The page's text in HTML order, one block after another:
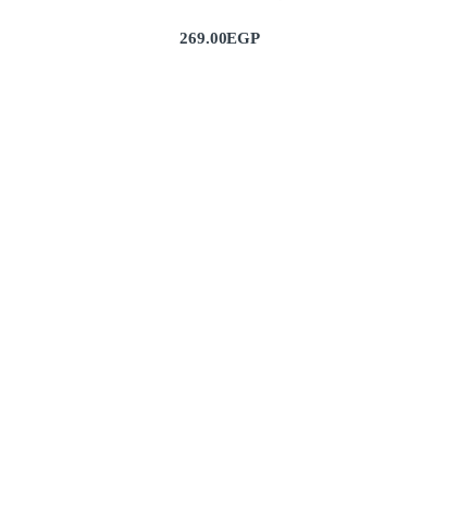
269.00EGP